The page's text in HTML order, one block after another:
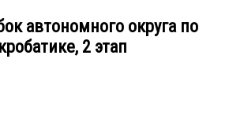
автономного округа по
2 этап